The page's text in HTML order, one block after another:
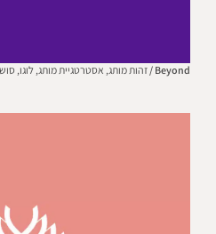
Beyond / זהות מותג, אסטרטגיית מותג, לוגו,